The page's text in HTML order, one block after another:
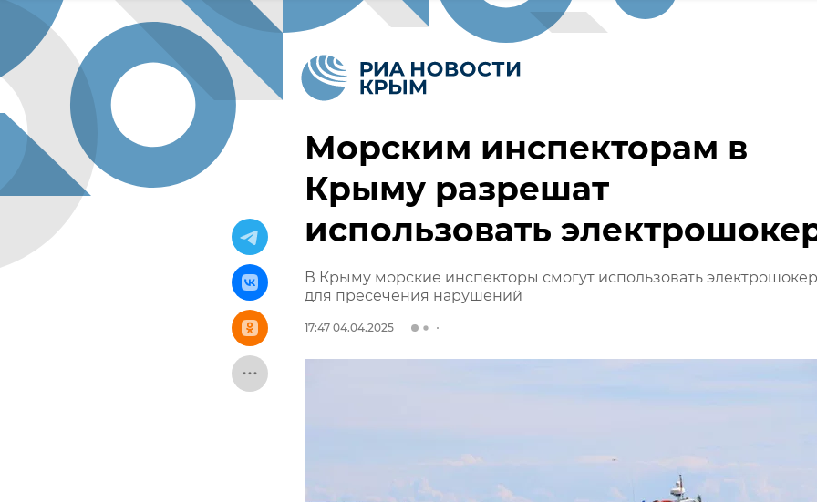
Морским инспекторам в
Крыму разрешат
использовать
В Крыму морские инспекторы смогут использовать
для пресечения нарушений
17:47 04.04.2025